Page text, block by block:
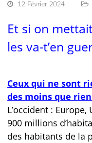
12 Février 2024
Et si on
les va-t’en
Ceux qui ne sont
des moins que
L’occident : Europe,
900 millions
des habitants de la